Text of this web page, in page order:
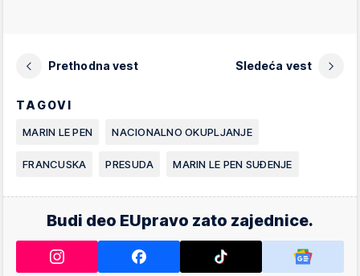
Prethodna vest Sledeća vest
TAGOVI
MARIN LE PEN NACIONALNO OKUPLJANJE
FRANCUSKA PRESUDA MARIN LE PEN SUĐENJE
Budi deo EUpravo zato zajednice.